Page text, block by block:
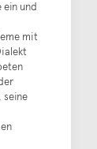
ein und
mit
seine